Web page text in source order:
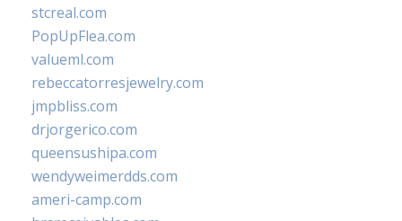
stcreal.com
PopUpFlea.com
valueml.com
rebeccatorresjewelry.com
jmpbliss.com
drjorgerico.com
queensushipa.com
wendyweimerdds.com
ameri-camp.com